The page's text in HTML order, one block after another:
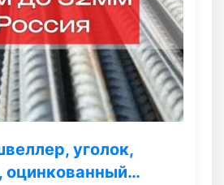
уголок,
оцинкованный…